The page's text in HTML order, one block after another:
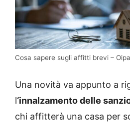
Cosa sapere sugli affitti brevi –
Una novità va appunto a
l‘innalzamento delle
chi affitterà una casa per